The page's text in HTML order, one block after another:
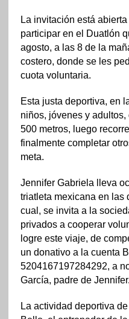
La invitación está
participar en el Duatlón
agosto, a las 8 de la
costero, donde se les
cuota voluntaria.
Esta justa deportiva, en
niños, jóvenes y adultos,
500 metros, luego
finalmente completar
meta.
Jennifer Gabriela lleva
triatleta mexicana en las
cual, se invita a la
privados a cooperar
logre este viaje, de
un donativo a la cuenta
5204167197284292, a
García, padre de Jennifer.
La actividad deportiva